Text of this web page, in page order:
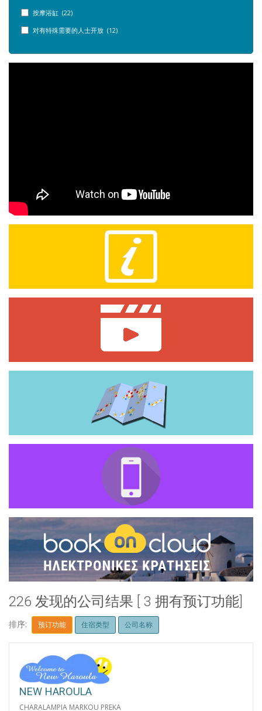
按摩浴缸 (22)
对有特殊需要的人士开放 (12)
226 发现的公司结果 [ 3 拥有预订功能]
排序: 预订功能 住宿类型 公司名称
NEW HAROULA
CHARALAMPIA MARKOU PREKA